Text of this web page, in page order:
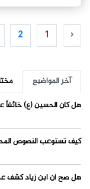
‹
1
2
آخر المواضيع
هل كان الحسين (ع) خائفاً
كيف تستوعب النصوص
هل صح أن ابن زياد كشف